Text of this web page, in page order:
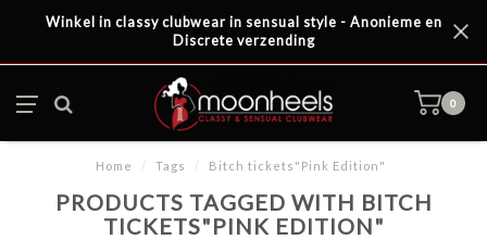
Winkel in classy clubwear in sensual style - Anonieme en
Discrete verzending
0
Home / Tags / Bitch tickets"Pink Edition"
PRODUCTS TAGGED WITH BITCH
TICKETS"PINK EDITION"